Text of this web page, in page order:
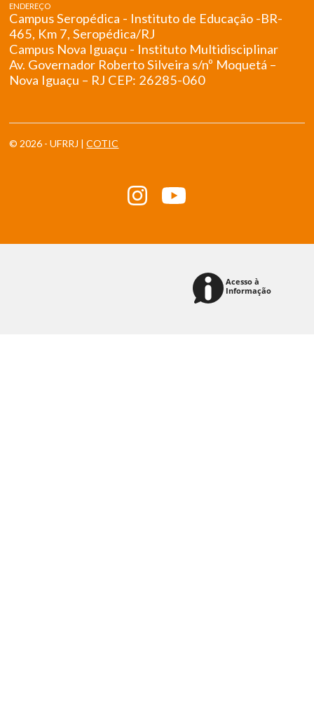
ENDEREÇO
Campus Seropédica - Instituto de Educação -BR-
465, Km 7, Seropédica/RJ
Campus Nova Iguaçu - Instituto Multidisciplinar
Av. Governador Roberto Silveira s/nº Moquetá –
Nova Iguaçu – RJ CEP: 26285-060
© 2026 - UFRRJ |COTIC